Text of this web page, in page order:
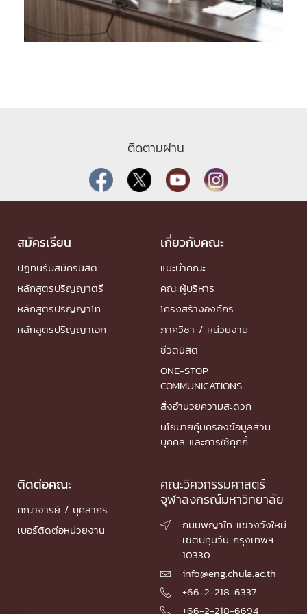
ติดตามผ่าน
สมัครเรียน
ปฏิทินรับสมัครนิสิต
หลักสูตรปริญญาตรี
หลักสูตรปริญญาโท
หลักสูตรปริญญาเอก
เกี่ยวกับคณะ
แนะนำคณะ
คณะผู้บริหาร
โครงสร้างองค์กร
ภาควิชา / หน่วยงาน
ชีวิตนิสิต
ONE-STOP
COMMUNICATIONS
สิ่งอำนวยความสะดวก
นโยบายคุ้มครองข้อมูลส่วน
บุคคล และการใช้คุกกี้
ติดต่อคณะ
คณาจารย์ / บุคลากร
เบอร์ติดต่อหน่วยงาน
คณะวิศวกรรมศาสตร์
จุฬาลงกรณ์มหาวิทยาลัย

ถนนพญาไท แขวงวังใหม่
เขตปทุมวัน กรุงเทพฯ
10330
 info@eng.chula.ac.th
 +66-2-218-6337
 +66-2-218-6694